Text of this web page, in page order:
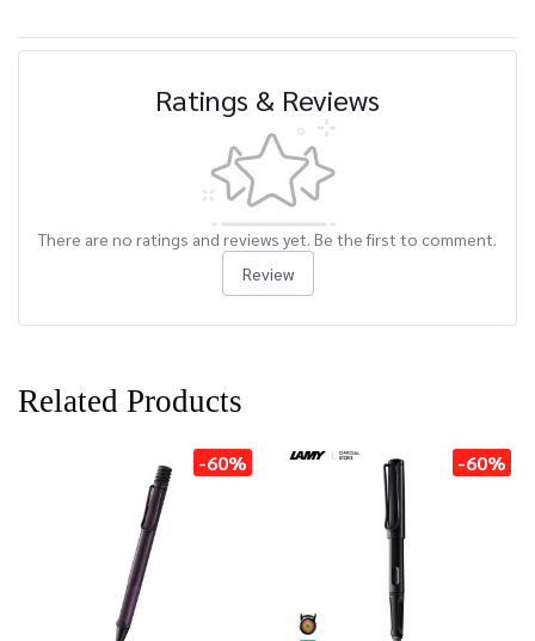
Ratings & Reviews
There are no ratings and reviews yet. Be the first to comment.
Review
Related Products
-60% -60%